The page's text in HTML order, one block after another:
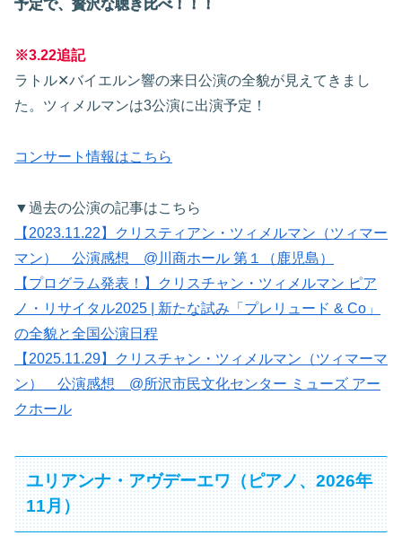
予定で、贅沢な聴き比べ！！！
※3.22追記
ラトル✕バイエルン響の来日公演の全貌が見えてきまし
た。ツィメルマンは3公演に出演予定！
コンサート情報はこちら
▼過去の公演の記事はこちら
【2023.11.22】クリスティアン・ツィメルマン（ツィマー
マン） 公演感想 @川商ホール 第１（鹿児島）
【プログラム発表！】クリスチャン・ツィメルマン ピア
ノ・リサイタル2025 | 新たな試み「プレリュード & Co」
の全貌と全国公演日程
【2025.11.29】クリスチャン・ツィメルマン（ツィマーマ
ン） 公演感想 @所沢市民文化センター ミューズ アー
クホール
ユリアンナ・アヴデーエワ（ピアノ、2026年
11月）